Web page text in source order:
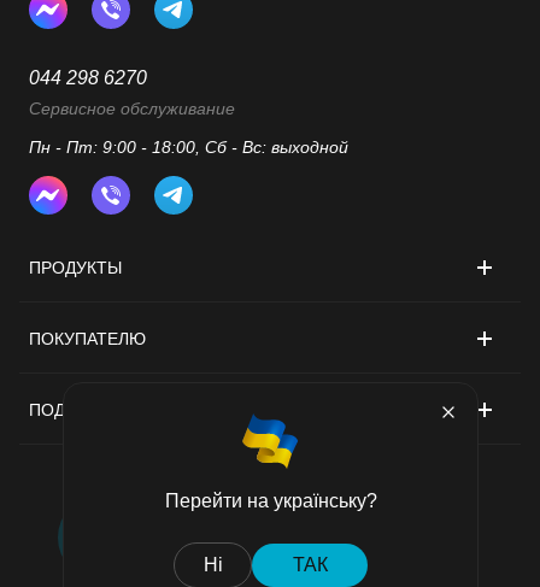
Перейти на українську?
Ні ТАК
ПРОДУКТЫ
ПОКУПАТЕЛЮ
ПОДДЕРЖКА
044 298 6270
Сервисное обслуживание
Пн - Пт: 9:00 - 18:00, Сб - Вс: выходной
Договор публичной оферты